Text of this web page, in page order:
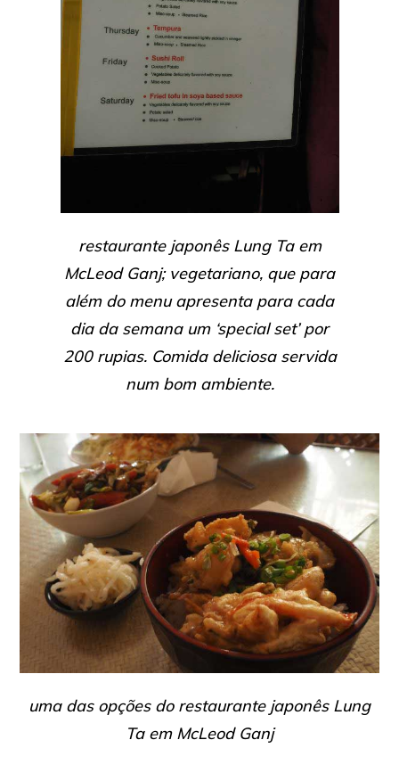
restaurante japonês Lung Ta em
McLeod Ganj; vegetariano, que para
além do menu apresenta para cada
dia da semana um ‘special set’ por
200 rupias. Comida deliciosa servida
num bom ambiente.
uma das opções do restaurante japonês Lung
Ta em McLeod Ganj